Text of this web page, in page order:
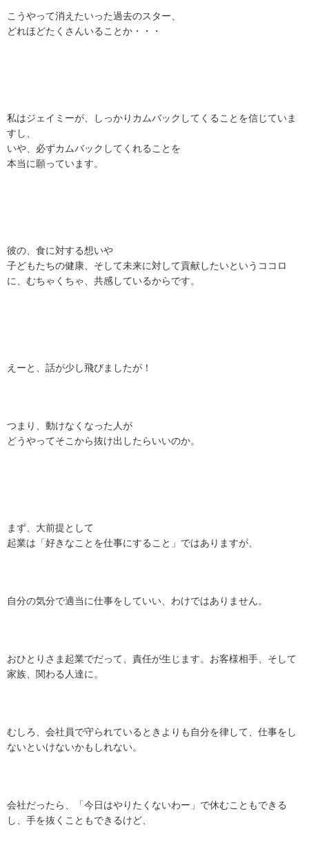
こうやって消えたいった過去のスター、
どれほどたくさんいることか・・・
私はジェイミーが、しっかりカムバックしてくることを信じていま
すし、
いや、必ずカムバックしてくれることを
本当に願っています。
彼の、食に対する想いや
子どもたちの健康、そして未来に対して貢献したいというココロ
に、むちゃくちゃ、共感しているからです。
えーと、話が少し飛びましたが！
つまり、動けなくなった人が
どうやってそこから抜け出したらいいのか。
まず、大前提として
起業は「好きなことを仕事にすること」ではありますが、
自分の気分で適当に仕事をしていい、わけではありません。
おひとりさま起業でだって、責任が生じます。お客様相手、そして
家族、関わる人達に。
むしろ、会社員で守られているときよりも自分を律して、仕事をし
ないといけないかもしれない。
会社だったら、「今日はやりたくないわー」で休むこともできる
し、手を抜くこともできるけど、